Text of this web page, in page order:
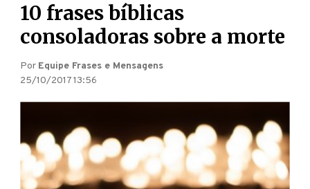
10 frases bíblicas
consoladoras sobre a morte
Por Equipe Frases e Mensagens
25/10/2017 13:56